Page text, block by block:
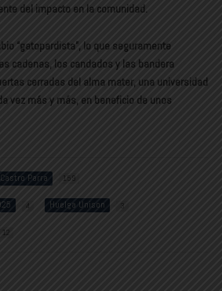
del impacto en la comunidad.
“gatopardista”, lo que seguramente
cadenas, los candados y las bandera
cerradas del alma mater, una universidad
vez más y más, en beneficio de unos
Parra 159
4 Huelga Unison 3
12